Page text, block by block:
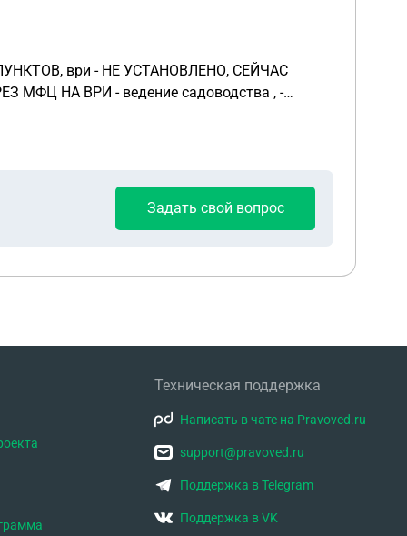
ври - НЕ УСТАНОВЛЕНО, СЕЙЧАС
МФЦ НА ВРИ - ведение садоводства , -
ДЕЛАТЬ, КАК УСТАНОВИТЬ ВРИ, куда
Задать свой вопрос
Техническая поддержка
Написать в чате на Pravoved.ru
support@pravoved.ru
Поддержка в Telegram
Поддержка в VK